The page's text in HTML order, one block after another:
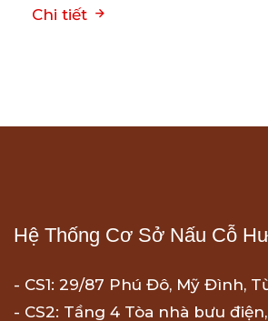
Chi tiết
Hệ Thống Cơ Sở Nấu Cỗ
- CS1: 29/87 Phú Đô, Mỹ Đình,
- CS2: Tầng 4 Tòa nhà bưu